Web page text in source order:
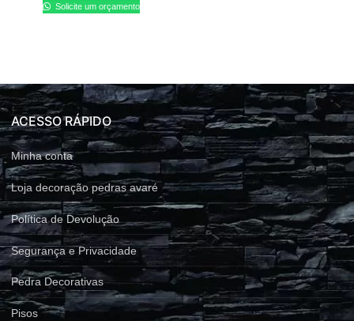
Solicite um orçamento
ACESSO RÁPIDO
Minha conta
Loja decoração pedras avaré
Política de Devolução
Segurança e Privacidade
Pedra Decorativas
Pisos